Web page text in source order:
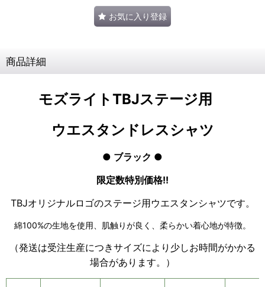
お気に入り登録
商品詳細
モズライトTBJステージ用
ウエスタンドレスシャツ
● ブラック ●
限定数特別価格!!
TBJオリジナルロゴのステージ用ウエスタンシャツです。
綿100%の生地を使用、肌触りが良く、柔らかい着心地が特徴。
（発送は受注生産につきサイズにより少しお時間がかかる
場合があります。）